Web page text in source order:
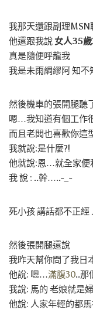
我那天還跟副理MSN
他還跟我說 女人35歲
真是隨便呼龍我
我是未雨綢繆阿 知不
然後機車的張開腿聽
嗯…我知道有個工作
而且老闆也喜歡你這
我就說:是什麼?!
他就說:恩…就全家便
我 說 : ..幹…..-_-
死小孩 講話都不正經
然後張開腿還說
我昨天幫你問了我日
他說: 嗯…滿腹30..那
我說: 馬的 老娘就是
他說: 人家年輕的都